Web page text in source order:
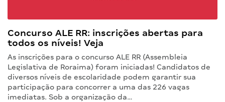
Concurso ALE RR: inscrições abertas para
todos os níveis! Veja
As inscrições para o concurso ALE RR (Assembleia
Legislativa de Roraima) foram iniciadas! Candidatos de
diversos níveis de escolaridade podem garantir sua
participação para concorrer a uma das 226 vagas
imediatas. Sob a organização da…